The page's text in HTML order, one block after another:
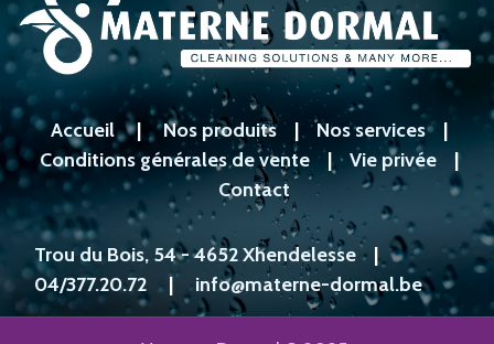
Accueil|Nos produits|Nos services|
Conditions générales de vente | Vie privée |
Contact
Trou du Bois, 54 - 4652 Xhendelesse|
04/377.20.72 |info@materne-dormal.be